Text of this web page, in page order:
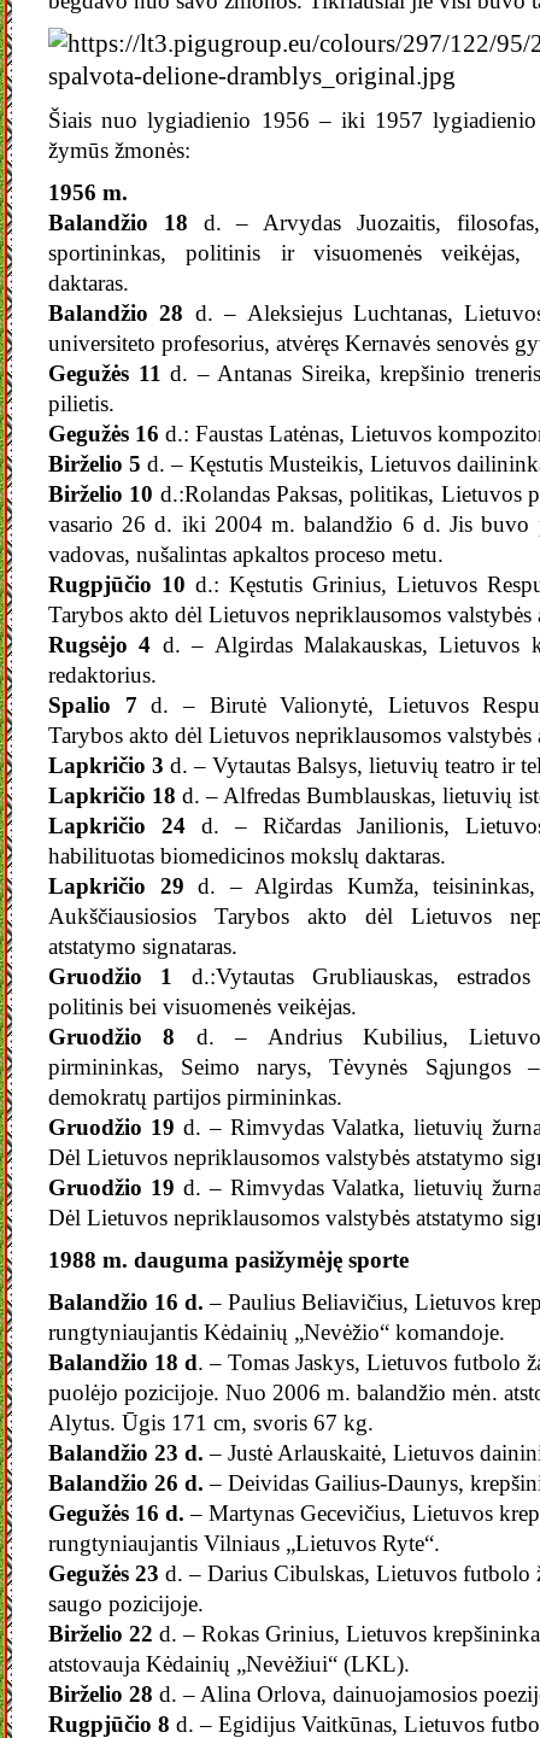
Šiais nuo lygiadienio 1956 – iki 1957
žymūs žmonės:
1956 m.
Balandžio 18 d. – Arvydas Juozaitis,
sportininkas, politinis ir visuomenės veikėjas,
daktaras.
Balandžio 28 d. – Aleksiejus Luchtanas,
universiteto profesorius, atvėręs Kernavės senovės
Gegužės 11 d. – Antanas Sireika, krepšinio
pilietis.
Gegužės 16 d.: Faustas Latėnas, Lietuvos
Birželio 5 d. – Kęstutis Musteikis, Lietuvos
Birželio 10 d.:Rolandas Paksas, politikas, Lietuvos
vasario 26 d. iki 2004 m. balandžio 6 d. Jis buvo
vadovas, nušalintas apkaltos proceso metu.
Rugpjūčio 10 d.: Kęstutis Grinius, Lietuvos
Tarybos akto dėl Lietuvos nepriklausomos valstybės
Rugsėjo 4 d. – Algirdas Malakauskas, Lietuvos
redaktorius.
Spalio 7 d. – Birutė Valionytė, Lietuvos
Tarybos akto dėl Lietuvos nepriklausomos valstybės
Lapkričio 3 d. – Vytautas Balsys, lietuvių teatro ir
Lapkričio 18 d. – Alfredas Bumblauskas, lietuvių
Lapkričio 24 d. – Ričardas Janilionis,
habilituotas biomedicinos mokslų daktaras.
Lapkričio 29 d. – Algirdas Kumža,
Aukščiausiosios Tarybos akto dėl Lietuvos
atstatymo signataras.
Gruodžio 1
d.:Vytautas Grubliauskas,
politinis bei visuomenės veikėjas.
Gruodžio 8 d. – Andrius Kubilius,
pirmininkas, Seimo narys, Tėvynės Sąjungos
demokratų partijos pirmininkas.
Gruodžio 19 d. – Rimvydas Valatka, lietuvių
Dėl Lietuvos nepriklausomos valstybės atstatymo
Gruodžio 19 d. – Rimvydas Valatka, lietuvių
Dėl Lietuvos nepriklausomos valstybės atstatymo
1988 m. dauguma pasižymėję sporte
Balandžio 16 d. – Paulius Beliavičius, Lietuvos
rungtyniaujantis Kėdainių „Nevėžio“ komandoje.
Balandžio 18 d. – Tomas Jaskys, Lietuvos futbolo
puolėjo pozicijoje. Nuo 2006 m. balandžio mėn.
Alytus. Ūgis 171 cm, svoris 67 kg.
Balandžio 23 d. – Justė Arlauskaitė, Lietuvos
Balandžio 26 d. – Deividas Gailius-Daunys,
Gegužės 16 d.– Martynas Gecevičius, Lietuvos
rungtyniaujantis Vilniaus „Lietuvos Ryte“.
Gegužės 23 d. – Darius Cibulskas, Lietuvos futbolo
saugo pozicijoje.
Birželio 22 d. – Rokas Grinius, Lietuvos
atstovauja Kėdainių „Nevėžiui“ (LKL).
Birželio 28 d. – Alina Orlova, dainuojamosios
Rugpjūčio 8 d. – Egidijus Vaitkūnas, Lietuvos